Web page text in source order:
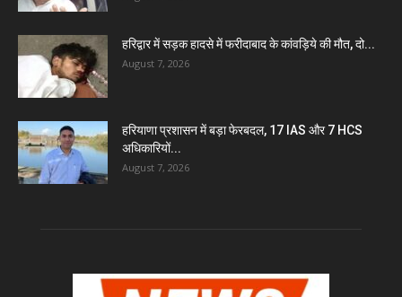
हरिद्वार में सड़क हादसे में फरीदाबाद के कांवड़िये की मौत, दो...
August 7, 2026
हरियाणा प्रशासन में बड़ा फेरबदल, 17 IAS और 7 HCS
अधिकारियों...
August 7, 2026